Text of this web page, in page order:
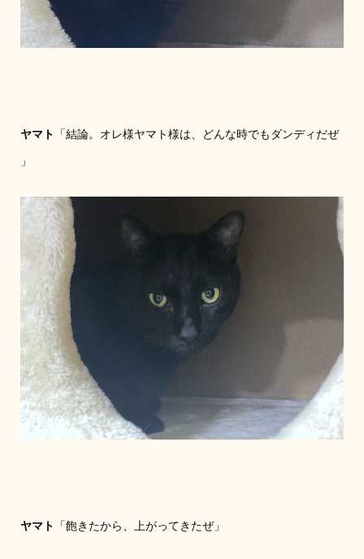
ヤマト 「結論。オレ様ヤマト様は、どんな時でもダンディだぜ
」
ヤマト 「飽きたから、上がってきたぜ」